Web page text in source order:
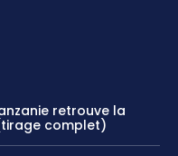
retrouve la
complet)